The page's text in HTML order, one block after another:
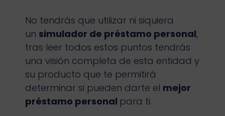
No tendrás que utilizar ni siquiera
un simulador de préstamo personal,
tras leer todos estos puntos tendrás
una visión completa de esta entidad y
su producto que te permitirá
determinar si pueden darte el mejor
préstamo personal para ti.